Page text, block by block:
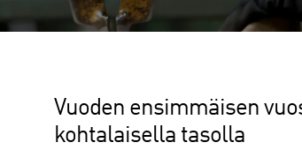
Vuoden ensimmäisen
kohtalaisella tasolla